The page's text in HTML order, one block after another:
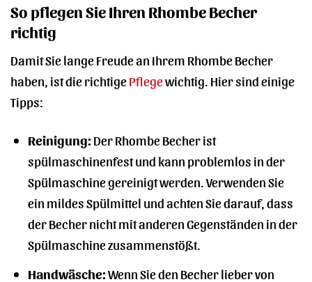
So pflegen Sie Ihren Rhombe Becher
richtig
Damit Sie lange Freude an Ihrem Rhombe Becher
haben, ist die richtigePflegewichtig. Hier sind einige
Tipps:
Reinigung:Der Rhombe Becher ist
spülmaschinenfest und kann problemlos in der
Spülmaschine gereinigt werden. Verwenden Sie
ein mildes Spülmittel und achten Sie darauf, dass
der Becher nicht mit anderen Gegenständen in der
Spülmaschine zusammenstößt.
Handwäsche:Wenn Sie den Becher lieber von